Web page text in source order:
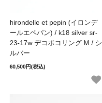
hirondelle et pepin (イロンデ
ールエペパン) / k18 silver sr-
23-17w デコボコリング M / シ
ルバー
60,500円(税込)